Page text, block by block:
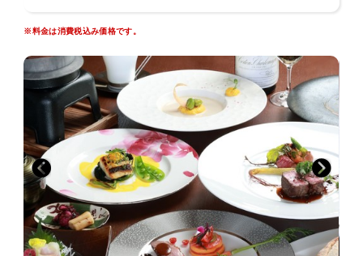
・トイレで用を足せない（マーキング含む）や家具などを損傷する可
ミングはケージに入れるなどご配慮ください。
【ワクチン接種証明書について】
当館ではワンちゃんが安心してご滞在いただけるようにペット保険に
加入させていただいております。保険料は当館で負担させていただき
ますが、加入させていただくにあたり狂犬病ワクチンと混合ワクチン
接種済証明書をお持ちくださいませ。
【通常愛犬宿泊料金 】
大きさに関わらず全犬種1泊1頭あたり3300円（税込）
頭数制限がございます。詳細はお問い合わせください。
【お子様のご宿泊について】
※料金は消費税込み価格です。